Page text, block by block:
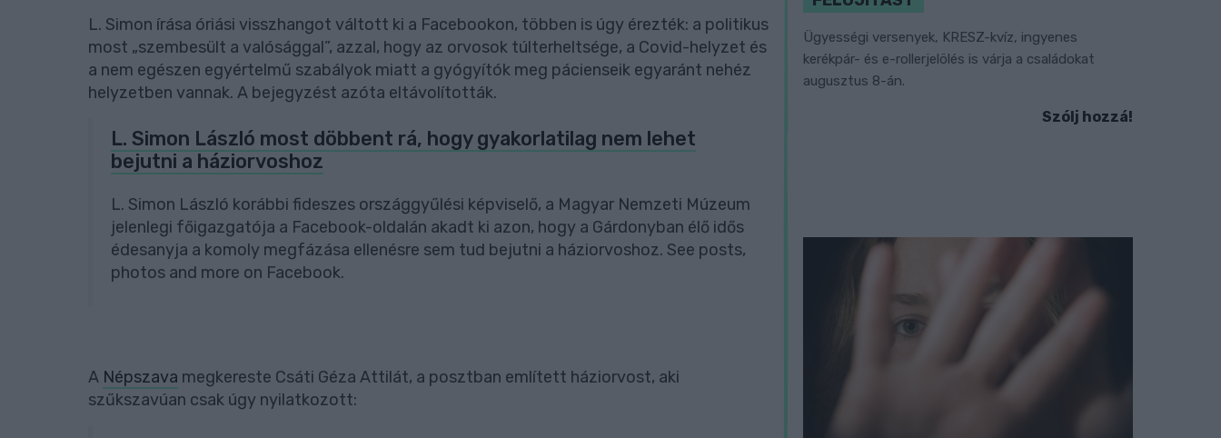
L. Simon írása óriási visszhangot váltott ki a Facebookon, többen is úgy érezték: a politikus
most „szembesült a valósággal”, azzal, hogy az orvosok túlterheltsége, a Covid-helyzet és
a nem egészen egyértelmű szabályok miatt a gyógyítók meg pácienseik egyaránt nehéz
helyzetben vannak. A bejegyzést azóta eltávolították.
L. Simon László most döbbent rá, hogy gyakorlatilag nem lehet
bejutni a háziorvoshoz
L. Simon László korábbi fideszes országgyűlési képviselő, a Magyar Nemzeti Múzeum
jelenlegi főigazgatója a Facebook-oldalán akadt ki azon, hogy a Gárdonyban élő idős
édesanyja a komoly megfázása ellenésre sem tud bejutni a háziorvoshoz. See posts,
photos and more on Facebook.
A Népszava megkereste Csáti Géza Attilát, a posztban említett háziorvost, aki
szűkszavúan csak úgy nyilatkozott:
Ügyességi versenyek, KRESZ-kvíz, ingyenes
kerékpár- és e-rollerjelölés is várja a családokat
augusztus 8-án.
Szólj hozzá!